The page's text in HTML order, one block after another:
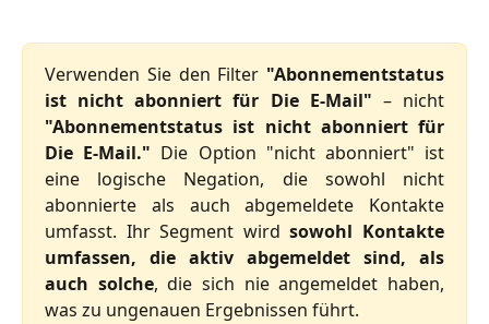
Verwenden Sie den Filter "Abonnementstatus
ist nicht abonniert für Die E-Mail" – nicht
"Abonnementstatus ist nicht abonniert für
Die E-Mail." Die Option "nicht abonniert" ist
eine logische Negation, die sowohl nicht
abonnierte als auch abgemeldete Kontakte
umfasst. Ihr Segment wirdsowohl Kontakte
umfassen, die aktiv abgemeldet sind, als
auch solche, die sich nie angemeldet haben,
was zu ungenauen Ergebnissen führt.